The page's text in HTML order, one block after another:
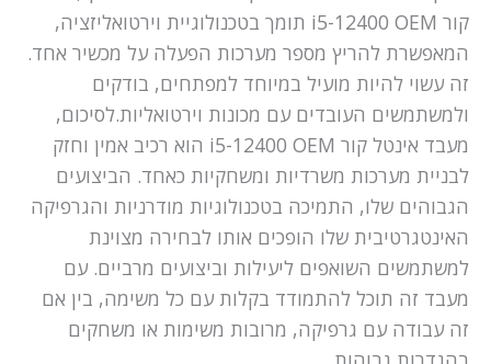
קור i5-12400 OEM תומך בטכנולוגיית וירטואליזציה,
המאפשרת להריץ מספר מערכות הפעלה על מכשיר אחד.
זה עשוי להיות מועיל במיוחד למפתחים, בודקים
ולמשתמשים העובדים עם מכונות וירטואליות.לסיכום,
מעבד אינטל קור i5-12400 OEM הוא רכיב אמין וחזק
לבניית מערכות משרדיות ומשחקיות כאחד. הביצועים
הגבוהים שלו, התמיכה בטכנולוגיות מודרניות והגרפיקה
האינטגרטיבית שלו הופכים אותו לבחירה מצוינת
למשתמשים השואפים ליעילות וביצועים מרביים. עם
מעבד זה תוכל להתמודד בקלות עם כל משימה, בין אם
זה עבודה עם גרפיקה, מרובות משימות או משחקים